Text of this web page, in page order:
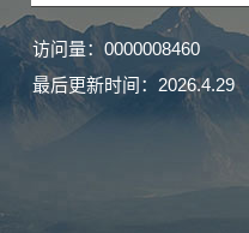
访问量： 0000008460
最后更新时间： 2026.4.29